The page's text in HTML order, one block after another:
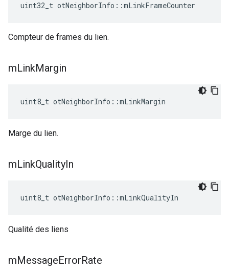
uint32_t otNeighborInfo ::mLinkFrameCounter
Compteur de frames du lien.
mLinkMargin
uint8_t otNeighborInfo ::mLinkMargin
Marge du lien.
mLinkQualityIn
uint8_t otNeighborInfo ::mLinkQualityIn
Qualité des liens
mMessageErrorRate